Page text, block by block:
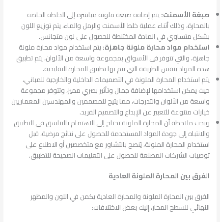
صبغة الأسمنت:يتم إضافة صبغة ملونة مباشرة إلى الخلطة الخاصة
بالمحارة، وذلك أثناء عملية خلط الأسمنت والرمل والماء، يتم توزيع اللون
بشكل متساوي في المادة المختلطة للحصول على لون متجانس.
استخدام مواد محارة ملونة جاهزة:يتم استخدام مواد محارة ملونة
جاهزة، والتي تتوفر في الأسواق بمجموعة واسعة من الألوان، يتم تطبيق
هذه المواد بنفس الطريقة التي يتم بها تطبيق المحارة التقليدية.
يتم استخدام المحارة الملونة في التصميمات الداخلية والخارجية للمباني،
حيث يمكن استخدامها لإضافة جمال وتأثير بصري مميز، وتتوفر مجموعة
واسعة من الألوان والتدرجات، مما يتيح للمصممين والمهندسين المعماريين
خيارات متنوعة للتعبير عن الإبداع والتصميم الفريد.
ويجب ملاحظة أن المحارة الملونة تحتاج إلى الاهتمام بالتناسق في التطبيق
والانتباه إلى جودة المواد المستخدمة للحصول على نتائج مرضية، قبل
استخدام المحارة الملونة، يُنصح بالتشاور مع متخصصين أو الاطلاع على
توصيات الشركات المصنعة للحصول على التعليمات الصحيحة للتطبيق.
الفرق بين المحارة الملونة العادية
الفرق بين المحارة الملونة والمحارة العادية يكمن في اللون والمظهر
النهائي للسطح المحار، إليك بعض الاختلافات: